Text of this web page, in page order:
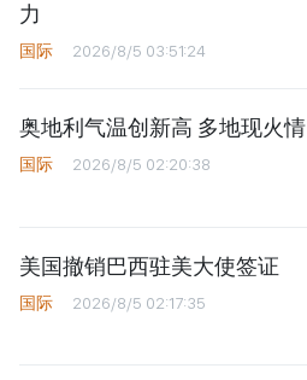
力
国际 2026/8/5 03:51:24
奥地利气温创新高 多地现火情
国际 2026/8/5 02:20:38
美国撤销巴西驻美大使签证
国际 2026/8/5 02:17:35